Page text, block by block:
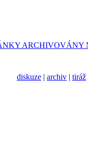
diskuze | archiv | tiráž